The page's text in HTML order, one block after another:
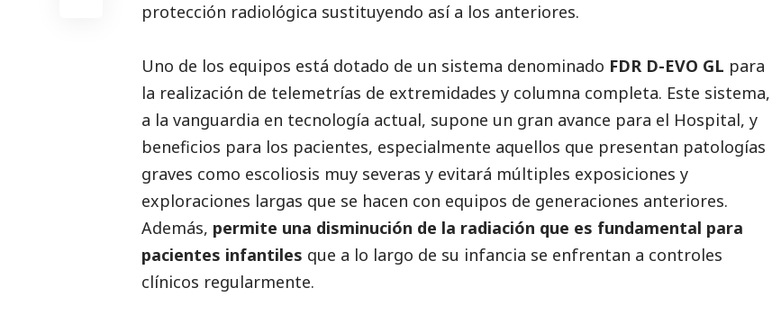
protección radiológica sustituyendo así a los anteriores.
Uno de los equipos está dotado de un sistema denominado FDR D-EVO GL para
la realización de telemetrías de extremidades y columna completa. Este sistema,
a la vanguardia en tecnología actual, supone un gran avance para el Hospital, y
beneficios para los pacientes, especialmente aquellos que presentan patologías
graves como escoliosis muy severas y evitará múltiples exposiciones y
exploraciones largas que se hacen con equipos de generaciones anteriores.
Además, permite una disminución de la radiación que es fundamental para
pacientes infantiles que a lo largo de su infancia se enfrentan a controles
clínicos regularmente.